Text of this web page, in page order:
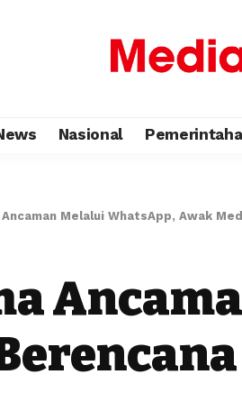
Nasional
Melalui WhatsApp, Awak